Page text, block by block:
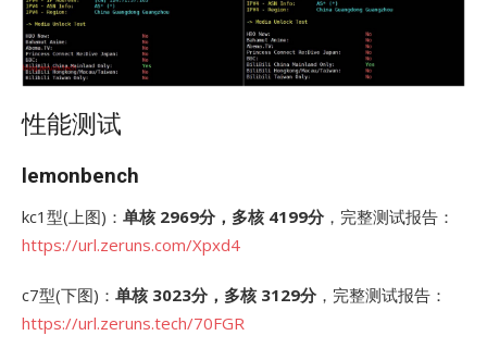
性能测试
lemonbench
kc1型(上图)： 单核 2969分，多核 4199分，完整测试报告：
https://url.zeruns.com/Xpxd4
c7型(下图)： 单核 3023分，多核 3129分，完整测试报告：
https://url.zeruns.tech/70FGR